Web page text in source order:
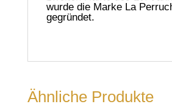
wurde die Marke La
gegründet.
Ähnliche Produkte